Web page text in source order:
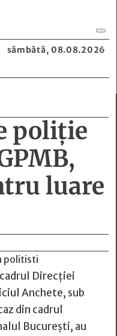
sâmbătă, 08.08.2026
poliție
luare
Direcției
Anchete, sub
din cadrul
București, au